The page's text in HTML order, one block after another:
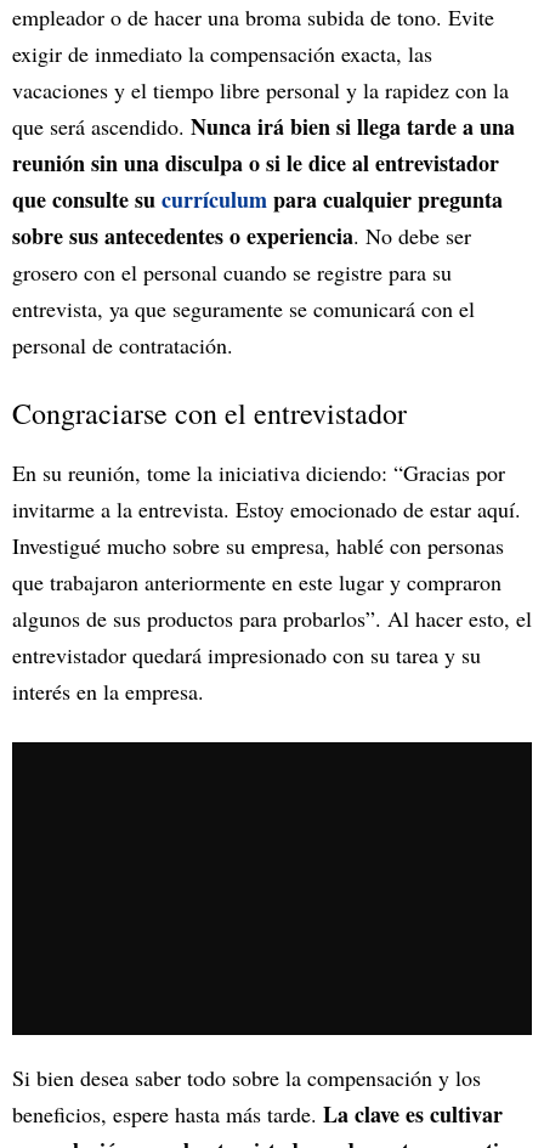
empleador o de hacer una broma subida de tono. Evite
exigir de inmediato la compensación exacta, las
vacaciones y el tiempo libre personal y la rapidez con la
que será ascendido. Nunca irá bien si llega tarde a una
reunión sin una disculpa o si le dice al entrevistador
que consulte sucurrículumpara cualquier pregunta
sobre sus antecedentes o experiencia. No debe ser
grosero con el personal cuando se registre para su
entrevista, ya que seguramente se comunicará con el
personal de contratación.
Congraciarse con el entrevistador
En su reunión, tome la iniciativa diciendo: “Gracias por
invitarme a la entrevista. Estoy emocionado de estar aquí.
Investigué mucho sobre su empresa, hablé con personas
que trabajaron anteriormente en este lugar y compraron
algunos de sus productos para probarlos”. Al hacer esto, el
entrevistador quedará impresionado con su tarea y su
interés en la empresa.
Si bien desea saber todo sobre la compensación y los
beneficios, espere hasta más tarde. La clave es cultivar